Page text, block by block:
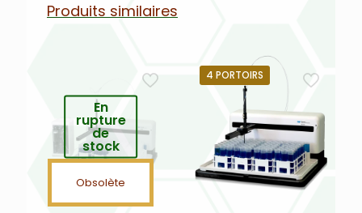
Produits similaires
En
rupture
de
stock
Obsolète
4 PORTOIRS